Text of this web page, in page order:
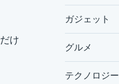
だけ
ガジェット
グルメ
テクノロジー